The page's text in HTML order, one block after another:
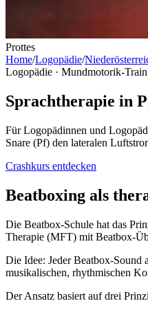
Prottes
Home/Logopädie/
Logopädie · Mundmotorik-
Sprachtherapie in
Für Logopädinnen und
Snare (Pf) den lateralen
Crashkurs entdecken
Beatboxing als
Die Beatbox-Schule hat das
Therapie (MFT) mit Beatbox-
Die Idee: Jeder Beatbox-
musikalischen, rhythmischen
Der Ansatz basiert auf drei